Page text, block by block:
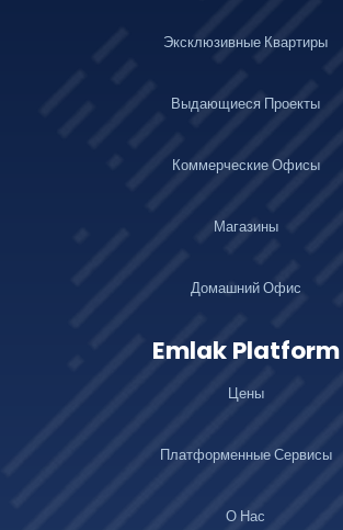
Эксклюзивные Квартиры
Выдающиеся Проекты
Коммерческие Офисы
Магазины
Домашний Офис
Emlak Platform
Цены
Платформенные Сервисы
О Нас